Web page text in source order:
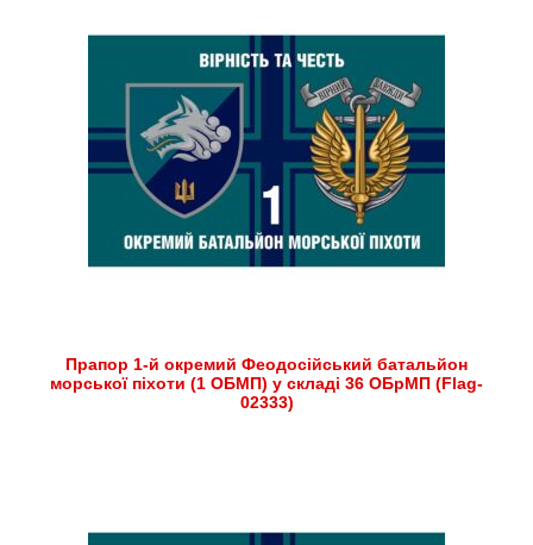
Прапор 1-й окремий Феодосійський батальйон
морської піхоти (1 ОБМП) у складі 36 ОБрМП (Flag-
02333)